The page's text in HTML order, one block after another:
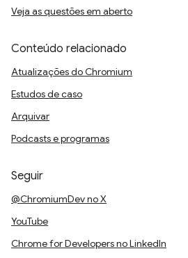
Veja as questões em aberto
Conteúdo relacionado
Atualizações do Chromium
Estudos de caso
Arquivar
Podcasts e programas
Seguir
@ChromiumDev no X
YouTube
Chrome for Developers no LinkedIn